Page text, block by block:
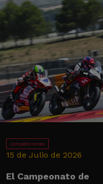
Competiciones
15 de Julio de 2026
El Campeonato de